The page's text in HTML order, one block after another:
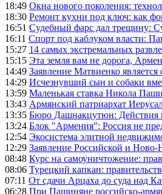
18:49 Окна нового поколения:
18:30 Ремонт кухни под ключ: как
16:51 Судебный фарс дал трещину:
16:11 Спорт под каблуком власти:
15:27 14 самых экстремальных
15:15 Эта земля вам не дорога,
14:49 Заявление Матвиенко
14:29 Исчезнувший сын и собаки
13:59 Маленькая ставка Никола
13:43 Армянский патриархат
13:35 Бюро Дашнакцутюн: Действия
13:24 Блок "Армения": Россия не
12:54 Экосистема элитной
12:29 Заявление Российской и
08:48 Курс на самоуничтожение:
08:06 Турецкий капкан:
07:11 От сдачи Арцаха до суда над
06:28 При Пашиняне российско-